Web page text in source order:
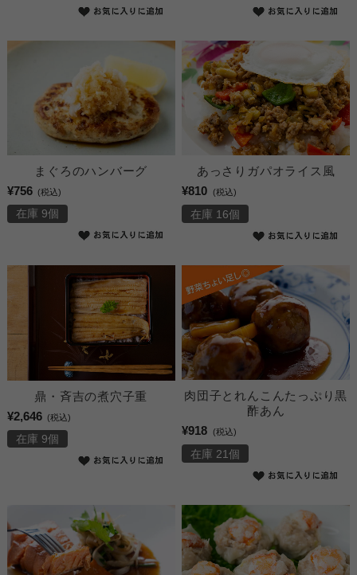
まぐろのハンバーグ
¥756 (税込)
在庫 9個
あっさりガパオライス風
¥810
(税込)
在庫 16個
鼎・斉吉の煮穴子重
¥2,646 (税込)
在庫 9個
肉団子とれんこんたっぷり黒
酢あん
¥918
(税込)
在庫 21個